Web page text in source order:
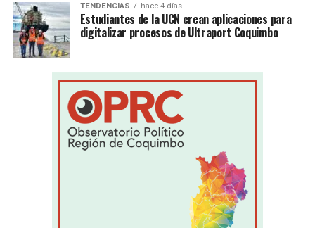
TENDENCIAS hace 4 días
Estudiantes de la UCN crean aplicaciones para
digitalizar procesos de Ultraport Coquimbo